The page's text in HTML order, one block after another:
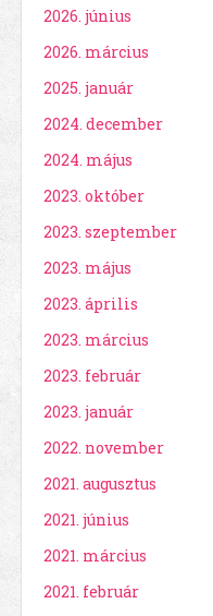
2026. június
2026. március
2025. január
2024. december
2024. május
2023. október
2023. szeptember
2023. május
2023. április
2023. március
2023. február
2023. január
2022. november
2021. augusztus
2021. június
2021. március
2021. február